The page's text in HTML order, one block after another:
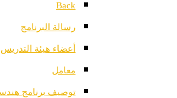
Back
رسالة البرنامج
أعضاء هيئة التدريس
معامل
توصيف برنامج